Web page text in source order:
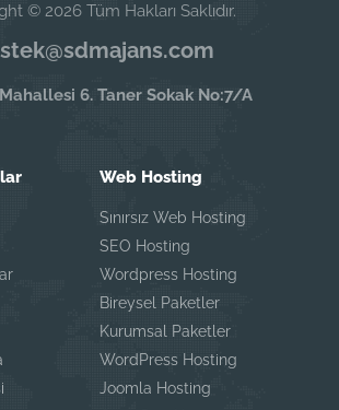
© 2026 Tüm Hakları Saklıdır.
6. Taner Sokak No:7/A
Web Hosting
Sınırsız Web Hosting
SEO Hosting
Wordpress Hosting
Bireysel Paketler
Kurumsal Paketler
WordPress Hosting
Joomla Hosting